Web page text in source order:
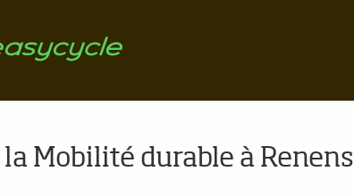
Mobilité durable à Renens